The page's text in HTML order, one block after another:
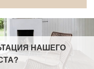
НАШЕГО
?